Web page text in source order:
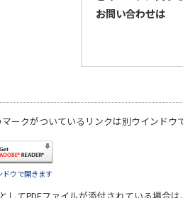
お問い合わせは
マークがついているリンクは別ウインドウ
ドウで開きます